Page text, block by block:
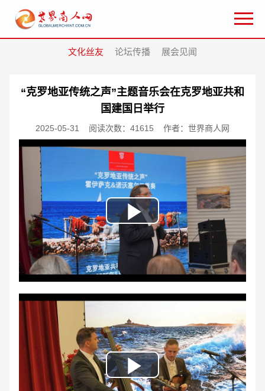
文化丝友 论坛传播 展会见闻
“克罗地亚传统之声”主题音乐会在克罗地亚共和
国建国日举行
2025-05-31 阅读次数：41615 作者：世界商人网
Play
Video
Play